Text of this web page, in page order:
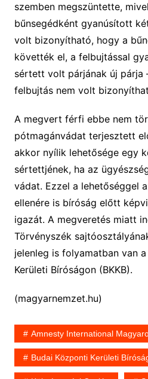
szemben megszüntette,
bűnsegédként gyanúsított
volt bizonyítható, hogy a
követték el, a felbujtással
sértett volt párjának új párja
felbujtás nem volt
A megvert férfi ebbe nem
pótmagánvádat terjesztett
akkor nyílik lehetősége egy
sértettjének, ha az
vádat. Ezzel a lehetőséggel
ellenére is bíróság előtt
igazát. A megveretés miatt
Törvényszék
jelenleg is folyamatban van
Kerületi Bíróságon (BKKB).
(magyarnemzet.hu)
Amnesty International
Budai Központi Kerületi